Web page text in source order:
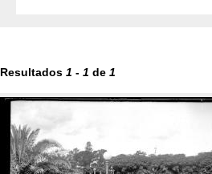
Resultados 1 - 1 de 1